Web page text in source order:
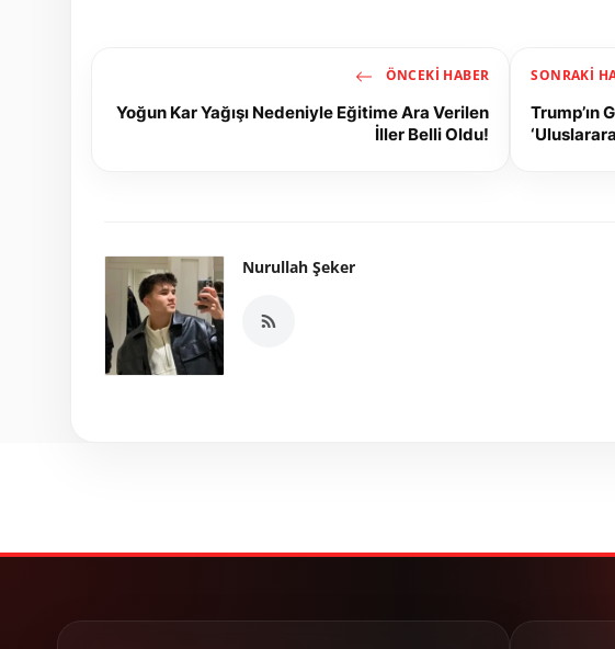
ÖNCEKI HABER
Yoğun Kar Yağışı Nedeniyle Eğitime Ara Verilen
İller Belli Oldu!
SONRAKI
Trump’ın
Nurullah Şeker